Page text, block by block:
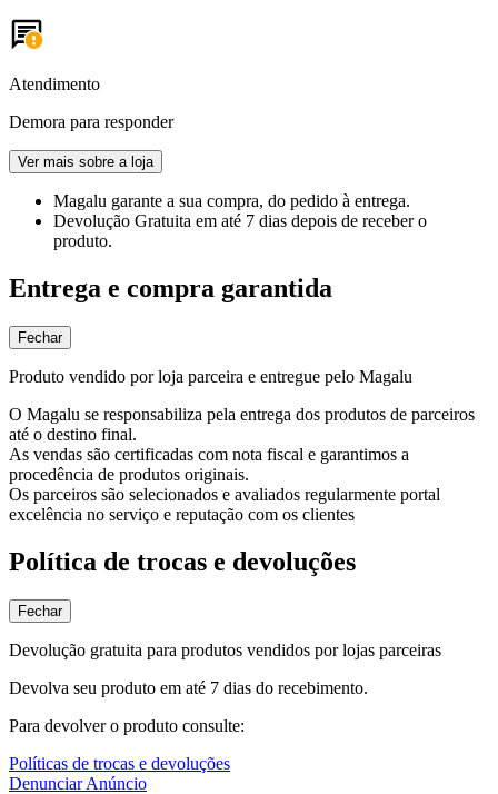
Atendimento
Demora para responder
Ver mais sobre a loja
Magalu garante a sua compra, do pedido à entrega.
Devolução Gratuita em até 7 dias depois de receber o
produto.
Entrega e compra garantida
Fechar
Produto vendido por loja parceira e entregue pelo Magalu
O Magalu se responsabiliza pela entrega dos produtos de parceiros
até o destino final.
As vendas são certificadas com nota fiscal e garantimos a
procedência de produtos originais.
Os parceiros são selecionados e avaliados regularmente portal
excelência no serviço e reputação com os clientes
Política de trocas e devoluções
Fechar
Devolução gratuita para produtos vendidos por lojas parceiras
Devolva seu produto em até 7 dias do recebimento.
Para devolver o produto consulte:
Políticas de trocas e devoluções
Denunciar Anúncio